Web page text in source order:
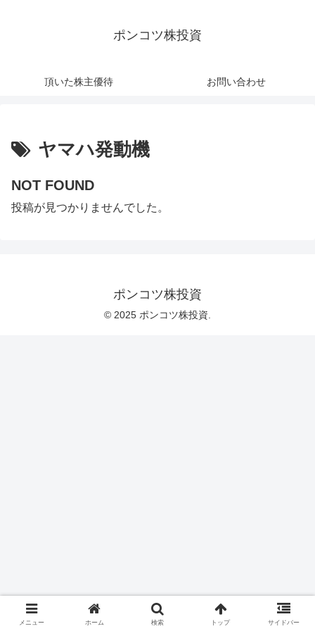
ポンコツ株投資
頂いた株主優待 お問い合わせ
ヤマハ発動機
NOT FOUND
投稿が見つかりませんでした。
ポンコツ株投資
© 2025 ポンコツ株投資.
メニュー ホーム 検索 トップ サイドバー